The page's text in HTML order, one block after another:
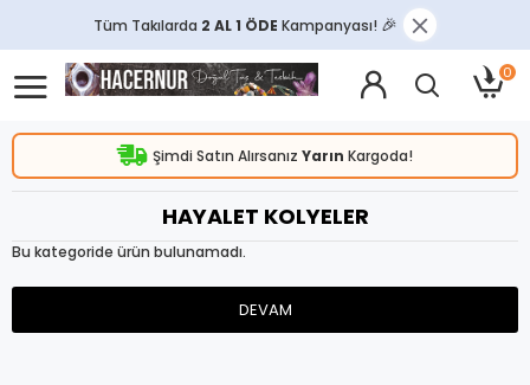
Tüm Takılarda 2 AL 1 ÖDE Kampanyası! 🎉
0
Şimdi Satın Alırsanız Yarın Kargoda!
HAYALET KOLYELER
Bu kategoride ürün bulunamadı.
DEVAM